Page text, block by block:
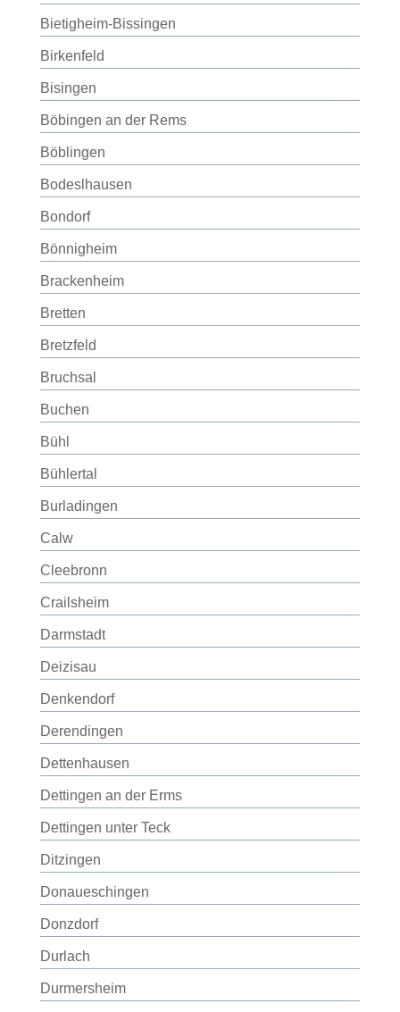
Bietigheim-Bissingen
Birkenfeld
Bisingen
Böbingen an der Rems
Böblingen
Bodeslhausen
Bondorf
Bönnigheim
Brackenheim
Bretten
Bretzfeld
Bruchsal
Buchen
Bühl
Bühlertal
Burladingen
Calw
Cleebronn
Crailsheim
Darmstadt
Deizisau
Denkendorf
Derendingen
Dettenhausen
Dettingen an der Erms
Dettingen unter Teck
Ditzingen
Donaueschingen
Donzdorf
Durlach
Durmersheim